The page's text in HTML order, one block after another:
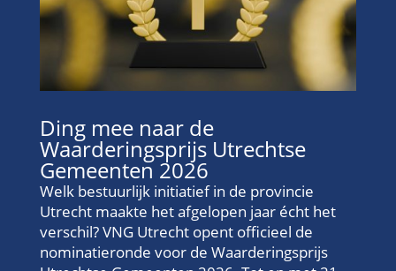
Ding mee naar de
Waarderingsprijs Utrechtse
Gemeenten 2026
Welk bestuurlijk initiatief in de provincie
Utrecht maakte het afgelopen jaar écht het
verschil? VNG Utrecht opent officieel de
nominatieronde voor de Waarderingsprijs